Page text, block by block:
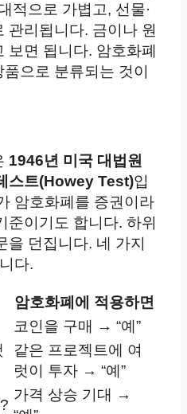
적으로 가볍고, 선물·
관리됩니다. 금이나 원
보면 됩니다. 암호화폐
으로 분류되는 것이
1946년 미국 대법원
스트(Howey Test)입
암호화폐를 증권이라
준이기도 합니다. 하위
을 던집니다. 네 가지
다.
암호화폐에 적용하면
코인을 구매 → “예”
같은 프로젝트에 여
럿이 투자 → “예”
가격 상승 기대 →